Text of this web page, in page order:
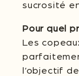
sucrosité
Pour quel
Les
l’objectif